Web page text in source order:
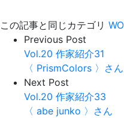
この記事と同じカテゴリ
Previous Post
Vol.20 作家紹介31
〈 PrismColors 〉さん
Next Post
Vol.20 作家紹介33
〈 abe junko 〉さん